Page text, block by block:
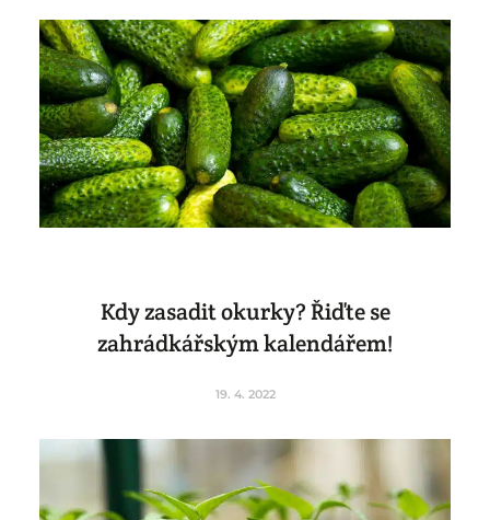
Kdy zasadit okurky? Řiďte se
zahrádkářským kalendářem!
19. 4. 2022